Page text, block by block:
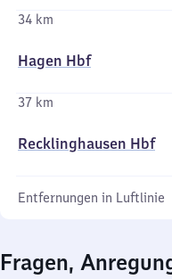
34 km
Hagen Hbf
37 km
Recklinghausen Hbf
Entfernungen in Luftlinie
Fragen,